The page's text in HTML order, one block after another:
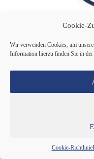
Cookie-
Wir verwenden Cookies, um
Information hierzu finden Sie in der
Cookie-Richtlinie
Zukunft Am 1. April
Rede auf dem
der er die Bedeutung
Gerum
Redaktion (sn)